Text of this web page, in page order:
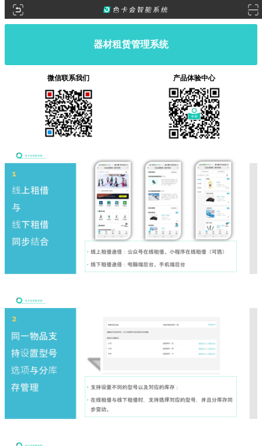
器材租赁管理系统
微信联系我们 产品体验中心